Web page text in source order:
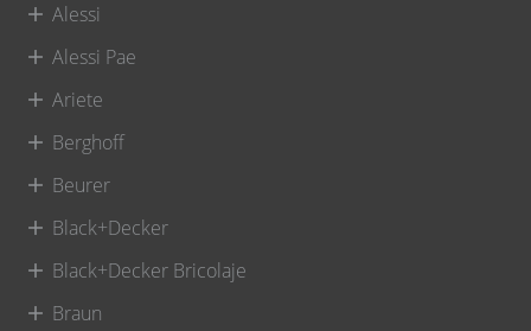
Alessi
Alessi Pae
Ariete
Berghoff
Beurer
Black+Decker
Black+Decker Bricolaje
Braun